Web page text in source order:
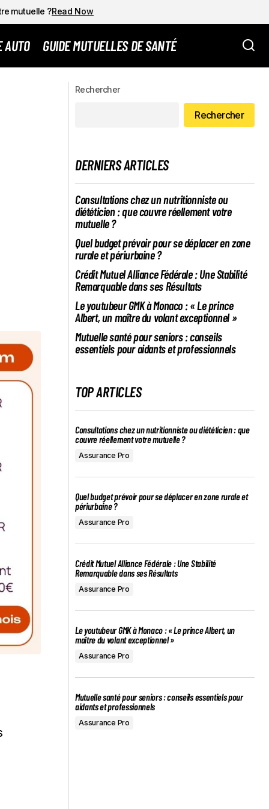
mutuelle ?Read Now
AUTO
GUIDE MUTUELLES DE SANTÉ
critères clés
Rechercher
Rechercher
DERNIERS ARTICLES
Consultations chez un nutritionniste ou
diététicien : que couvre réellement votre
mutuelle ?
Quel budget prévoir pour se déplacer en zone
rurale et périurbaine ?
Crédit Mutuel Alliance Fédérale : Une Stabilité
Remarquable dans ses Résultats
Le youtubeur GMK à Monaco : « Le prince
Albert, un maître du volant exceptionnel »
Mutuelle santé pour seniors : conseils
essentiels pour aidants et professionnels
TOP ARTICLES
Consultations chez un nutritionniste ou diététicien : que
couvre réellement votre mutuelle ?
Assurance Pro
Quel budget prévoir pour se déplacer en zone rurale et
périurbaine ?
Assurance Pro
Crédit Mutuel Alliance Fédérale : Une Stabilité
Remarquable dans ses Résultats
Assurance Pro
Le youtubeur GMK à Monaco : « Le prince Albert, un
maître du volant exceptionnel »
Assurance Pro
Mutuelle santé pour seniors : conseils essentiels pour
aidants et professionnels
Assurance Pro